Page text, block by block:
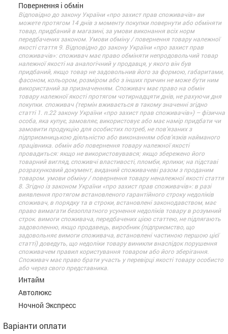
Повернення і обмін
Відповідно до закону України «про захист прав споживачів» ви
можете протягом 14 днів з моменту покупки повернути або обміняти
товар, придбаний в магазині, за умови виконання всіх норм
передбачених законом. Умови обміну / повернення товару належної
якості стаття 9. Відповідно до закону України «про захист прав
споживачів»: споживач має право обміняти непродовольчий товар
належної якості на аналогічний у продавця, у якого він був
придбаний, якщо товар не задовольнив його за формою, габаритами,
фасоном, кольором, розміром або з інших причин не може бути ним
використаний за призначенням. Споживач має право на обмін
товару належної якості протягом чотирнадцяти днів, не рахуючи дня
покупки. споживач (термін вживається в такому значенні згідно
статті 1. п.22 закону України «про захист прав споживачів») – фізична
особа, яка купує, замовляє, використовує або має намір придбати чи
замовити продукцію для особистих потреб, не пов’язаних з
підприємницькою діяльністю або виконанням обов’язків найманого
працівника. обмін або повернення товару належної якості
провадиться: якщо не використовувався; якщо збережено його
товарний вигляд, споживчі властивості, пломби, ярлики; на підставі
розрахунковий документ, виданий споживачеві разом з проданим
товаром. умови обміну / повернення товару неналежної якості стаття
8. Згідно із законом України «про захист прав споживачів»: в разі
виявлення протягом встановленого гарантійного строку недоліків
споживач, в порядку та в строки, встановлені законодавством, має
право вимагати безоплатного усунення недоліків товару в розумний
строк. вимоги споживача, передбачених цією статтею, не підлягають
задоволенню, якщо продавець, виробник (підприємство, що
задовольняє вимоги споживача, встановлені частиною першою цієї
статті) доведуть, що недоліки товару виникли внаслідок порушення
споживачем правил користування товаром або його зберігання.
Споживач має право брати участь у перевірці якості товару особисто
або через свого представника.
Интайм
Автолюкс
Ночной Экспресс
Варіанти оплати